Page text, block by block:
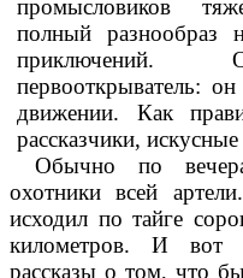
промысловиков
полный
приключений.
первооткрыватель:
движении. Как
рассказчики,
Обычно по
охотники всей
исходил по тайге
километров. И вот
рассказы о том, что